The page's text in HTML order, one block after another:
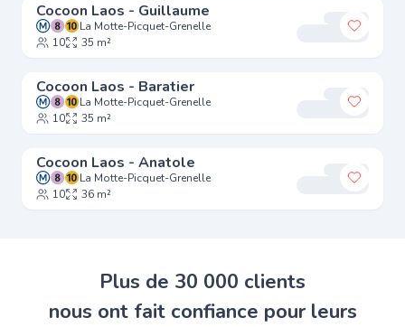
Cocoon Laos - Guillaume
La Motte-Picquet-Grenelle
10
35 m²
Cocoon Laos - Baratier
La Motte-Picquet-Grenelle
10
35 m²
Cocoon Laos - Anatole
La Motte-Picquet-Grenelle
10
36 m²
Plus de 30 000 clients
nous ont fait confiance pour leurs